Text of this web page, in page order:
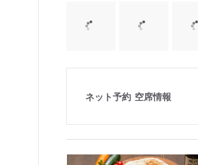
ネット予約 空席情報